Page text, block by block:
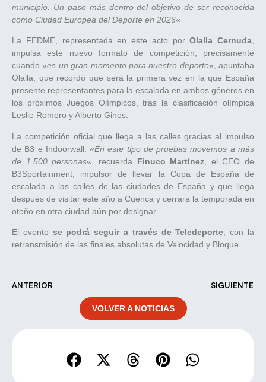
municipio. Un paso más dentro del objetivo de ser reconocida
como Ciudad Europea del Deporte en 2026«
La FEDME, representada en este acto porOlalla Cernuda
impulsa este nuevo formato de competición, precisamente
cuando «es un gran momento para nuestro deporte«, apuntaba
Olalla, que recordó que será la primera vez en la que España
presente representantes para la escalada en ambos géneros en
los próximos Juegos Olímpicos, tras la clasificación olímpica
Leslie Romero y Alberto Gines.
La competición oficial que llega a las calles gracias al impulso
de B3 e Indoorwall. «En este tipo de pruebas movemos a más
de 1.500 personas«, recuerda Finuco Martínez , el CEO de
B3Sportainment, impulsor de llevar la Copa de España de
escalada a las calles de las ciudades de España y que llega
después de visitar este año a Cuenca y cerrara la temporada en
otoño en otra ciudad aún por designar.
El evento se podrá seguir a través de Teledeporte , con la
retransmisión de las finales absolutas de Velocidad y Bloque.
ANTERIOR SIGUIENTE
VOLVER A NOTICIAS